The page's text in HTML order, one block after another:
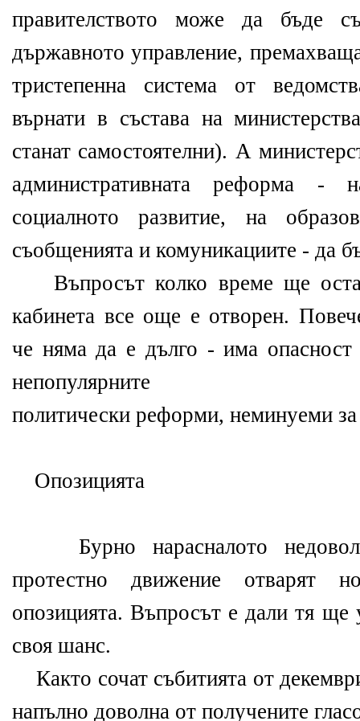
правителството може да бъде
държавното управление,
тристепенна система от
върнати в състава на
станат самостоятелни). А
административната реформа -
социалното развитие, на
съобщенията и комуникациите - да
Въпросът колко време ще
кабинета все още е отворен.
че няма да е дълго - има
непопулярните
политически реформи, неминуеми за
Опозицията
Бурно нарасналото
протестно движение отварят
опозицията. Въпросът е дали тя ще
своя шанс.
Както сочат събитията от
напълно доволна от получените